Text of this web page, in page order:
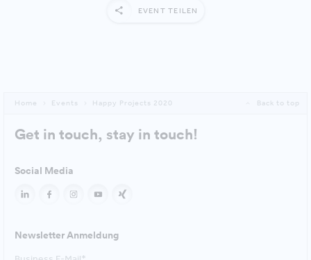
EVENT TEILEN
Home Events Happy Projects 2020 Back to top
Get in touch, stay in touch!
Social Media
Newsletter Anmeldung